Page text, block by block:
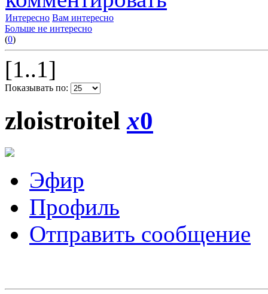
Интересно Вам интересно
Больше не интересно
(0)
[1..1]
Показывать по:
zloistroitelx0
Эфир
Профиль
Отправить сообщение